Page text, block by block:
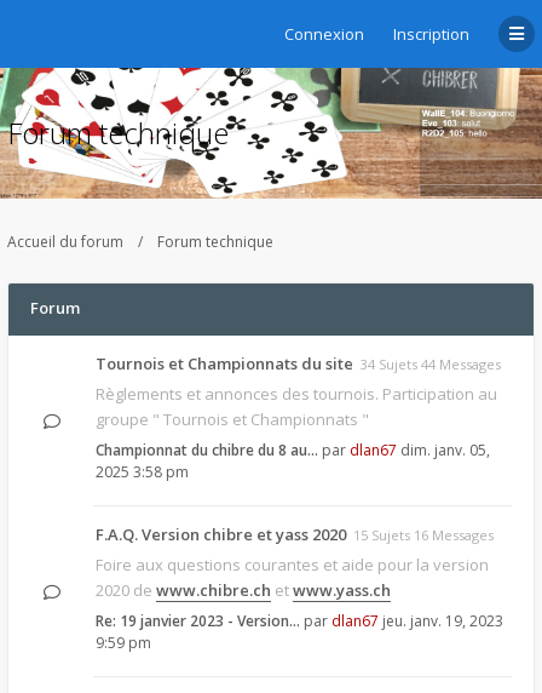
Connexion Inscription
Forum technique
Accueil du forum Forum technique
Forum
Tournois et Championnats du site 34 Sujets 44 Messages
Règlements et annonces des tournois. Participation au
groupe " Tournois et Championnats "
Championnat du chibre du 8 au… par dlan67 dim. janv. 05,
2025 3:58 pm
F.A.Q. Version chibre et yass 2020 15 Sujets 16 Messages
Foire aux questions courantes et aide pour la version
2020 de www.chibre.ch etwww.yass.ch
Re: 19 janvier 2023 - Version… par dlan67 jeu. janv. 19, 2023
9:59 pm